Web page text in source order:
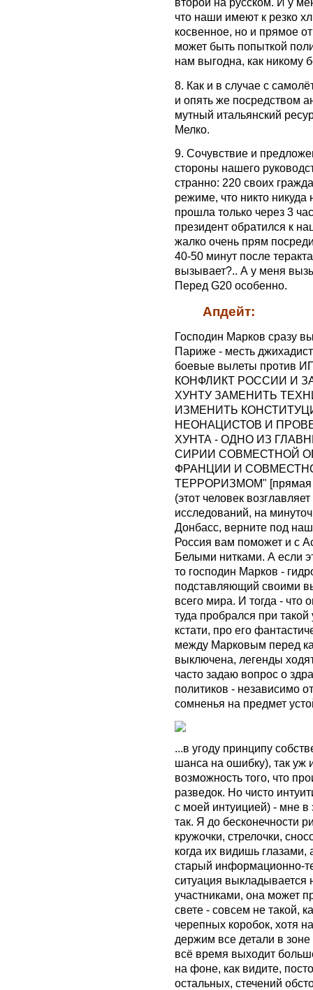
что наши имеют к резко
косвенное, но и прямое
может быть попыткой
нам выгодна, как никому
8. Как и в случае с
и опять же посредством
мутный итальянский
Мелко.
9. Сочувствие и
стороны нашего
странно: 220 своих
режиме, что никто
прошла только через 3
президент обратился к
жалко очень прям
40-50 минут после
вызывает?.. А у меня
Перед G20 особенно.
Апдейт:
Господин Марков сразу
Париже - месть
боевые вылеты против
КОНФЛИКТ РОССИИ И
ХУНТУ ЗАМЕНИТЬ
ИЗМЕНИТЬ
НЕОНАЦИСТОВ И
ХУНТА - ОДНО ИЗ
СИРИИ СОВМЕСТНОЙ
ФРАНЦИИ И
ТЕРРОРИЗМОМ" [прямая
(этот человек
исследований, на
Донбасс, верните под
Россия вам поможет и с
Белыми нитками. А если
то господин Марков -
подставляющий своими
всего мира. И тогда - что
туда пробрался при
кстати, про его
между Марковым перед
выключена, легенды
часто задаю вопрос о
политиков - независимо
сомненья на предмет
...в угоду принципу
шанса на ошибку), так
возможность того, что
разведок. Но чисто
с моей интуицией) - мне в
так. Я до бесконечности
кружочки, стрелочки,
когда их видишь
старый информационно-
ситуация выкладывается
участниками, она может
свете - совсем не такой,
черепных коробок, хотя
держим все детали в
всё время выходит
на фоне, как видите,
остальных, стечений